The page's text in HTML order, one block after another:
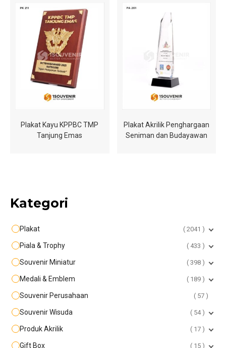
Plakat Kayu KPPBC TMP
Tanjung Emas
Plakat Akrilik Penghargaan
Seniman dan Budayawan
Kategori
Plakat 2041
Piala & Trophy 433
Souvenir Miniatur 398
Medali & Emblem 189
Souvenir Perusahaan 57
Souvenir Wisuda 54
Produk Akrilik 17
Gift Box 15